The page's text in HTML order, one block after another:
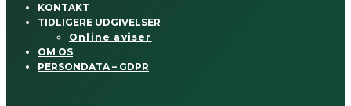
KONTAKT
TIDLIGERE UDGIVELSER
Online aviser
OM OS
PERSONDATA – GDPR